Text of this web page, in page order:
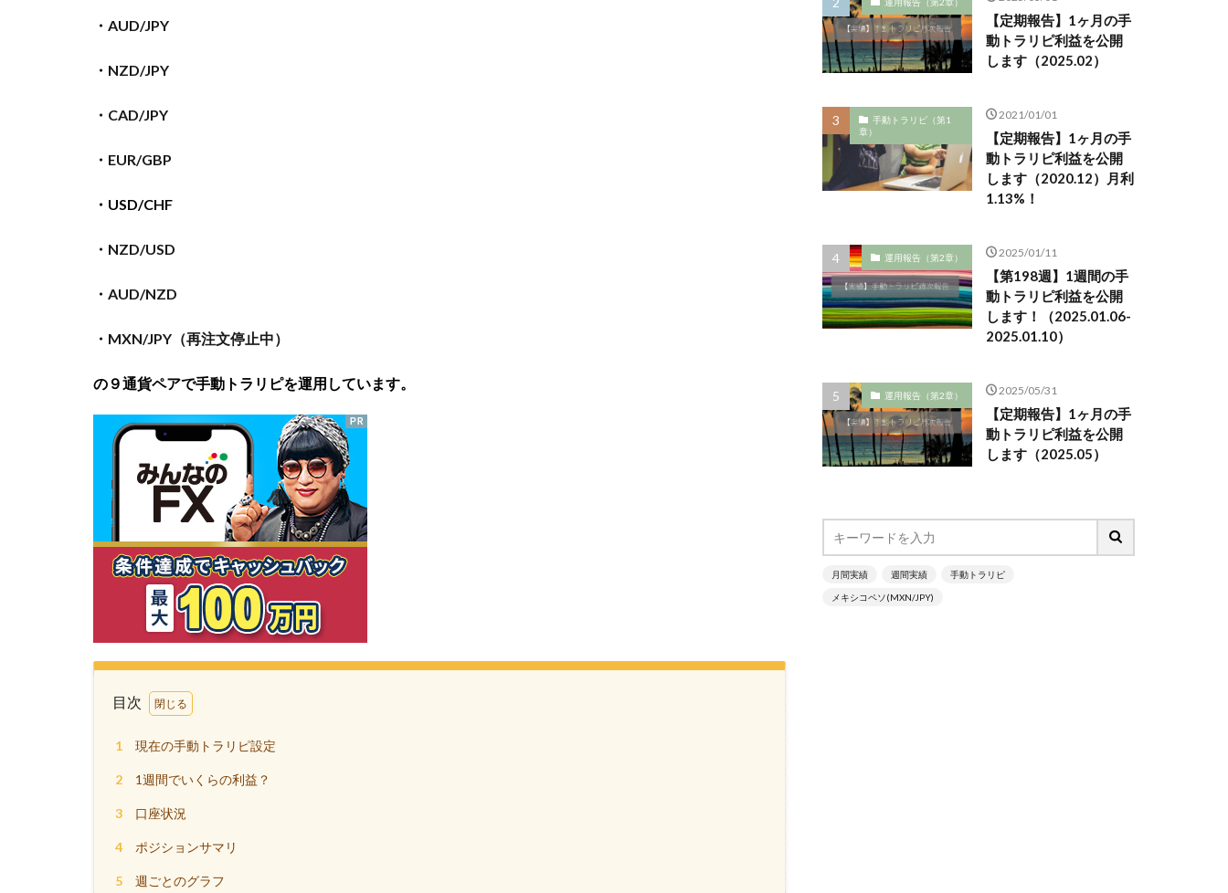
・AUD/JPY
・NZD/JPY
・CAD/JPY
・EUR/GBP
・USD/CHF
・NZD/USD
・AUD/NZD
・MXN/JPY（再注文停止中）
の９通貨ペアで手動トラリピを運用しています。
目次
1 現在の手動トラリピ設定
2 1週間でいくらの利益？
3 口座状況
4 ポジションサマリ
5 週ごとのグラフ
【定期報告】1ヶ月の手
動トラリピ利益を公開
します（2025.02）
手動トラリピ（第1
章）
2021/01/01
【定期報告】1ヶ月の手
動トラリピ利益を公開
します（2020.12）月利
1.13%！
運用報告（第2章） 2025/01/11
【第198週】1週間の手
動トラリピ利益を公開
します！（2025.01.06-
2025.01.10）
運用報告（第2章） 2025/05/31
【定期報告】1ヶ月の手
動トラリピ利益を公開
します（2025.05）
月間実績 週間実績 手動トラリピ
メキシコペソ(MXN/JPY)